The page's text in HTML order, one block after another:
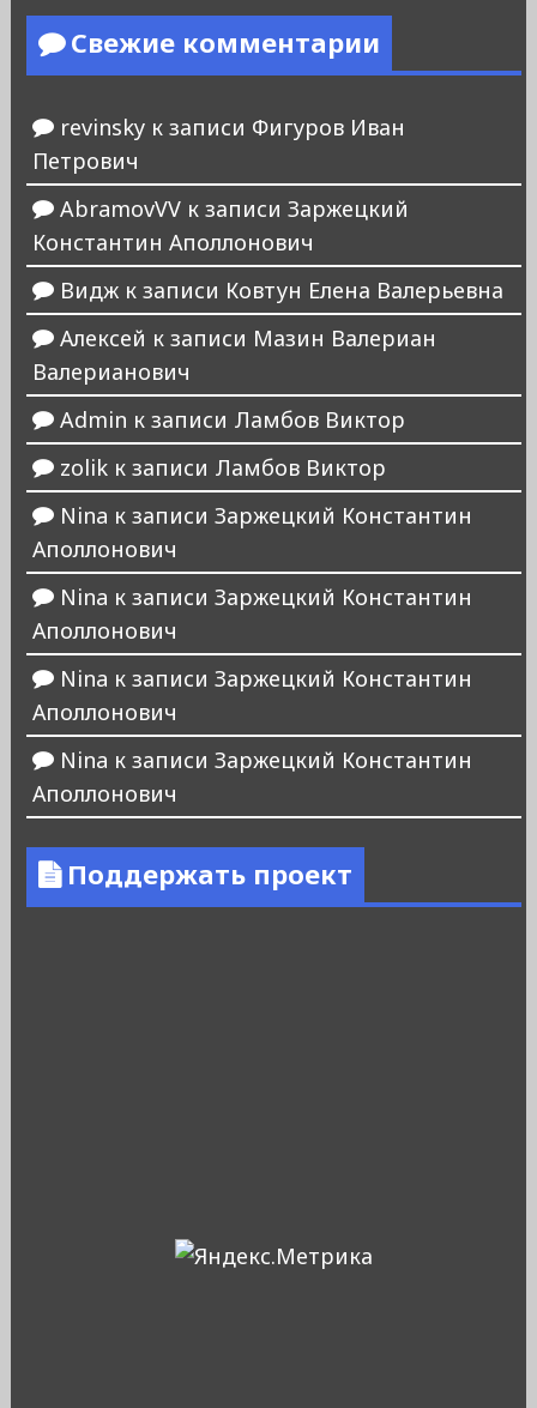
Свежие комментарии
revinskyк записи Фигуров Иван
Петрович
AbramovVVк записи Заржецкий
Константин Аполлонович
Виджк записи Ковтун Елена Валерьевна
Алексей к записи Мазин Валериан
Валерианович
Admin к записи Ламбов Виктор
zolikк записи Ламбов Виктор
Nina к записи Заржецкий Константин
Аполлонович
Nina к записи Заржецкий Константин
Аполлонович
Nina к записи Заржецкий Константин
Аполлонович
Nina к записи Заржецкий Константин
Аполлонович
Поддержать проект